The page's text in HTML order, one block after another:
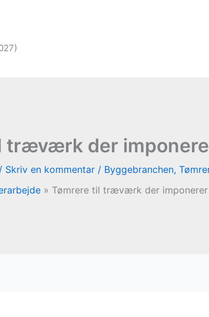
træværk der
/ Skriv en kommentar / Byggebranchen,
Tømrere til træværk der imponerer